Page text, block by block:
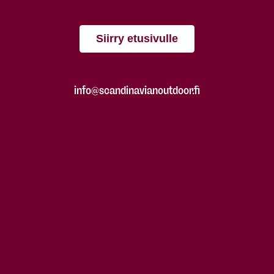
Siirry etusivulle
info@scandinavianoutdoor.fi